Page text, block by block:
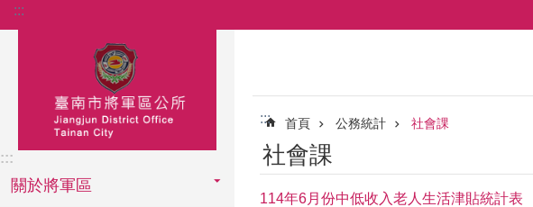
跳到主要內容區塊
:::
:::
關於將軍區
::: 首頁 公務統計 社會課
社會課
114年6月份中低收入老人生活津貼統計表